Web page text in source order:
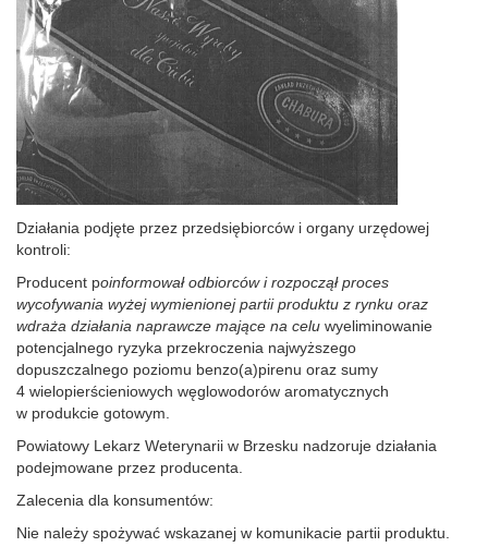
Działania podjęte przez przedsiębiorców i organy urzędowej
kontroli:
Producent poinformował odbiorców i rozpoczął proces
wycofywania wyżej wymienionej partii produktu z rynku oraz
wdraża działania naprawcze mające na celu wyeliminowanie
potencjalnego ryzyka przekroczenia najwyższego
dopuszczalnego poziomu benzo(a)pirenu oraz sumy
4 wielopierścieniowych węglowodorów aromatycznych
w produkcie gotowym.
Powiatowy Lekarz Weterynarii w Brzesku nadzoruje działania
podejmowane przez producenta.
Zalecenia dla konsumentów:
Nie należy spożywać wskazanej w komunikacie partii produktu.